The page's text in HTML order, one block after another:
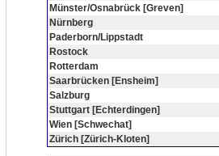
Münster/Osnabrück [Greven]
Nürnberg
Paderborn/Lippstadt
Rostock
Rotterdam
Saarbrücken [Ensheim]
Salzburg
Stuttgart [Echterdingen]
Wien [Schwechat]
Zürich [Zürich-Kloten]